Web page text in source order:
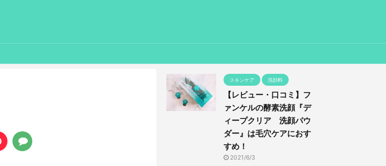
スキンケア 洗顔料
【レビュー・口コミ】フ
ァンケルの酵素洗顔『デ
ィープクリア 洗顔パウ
ダー』は毛穴ケアにおす
すめ！
2021/6/3